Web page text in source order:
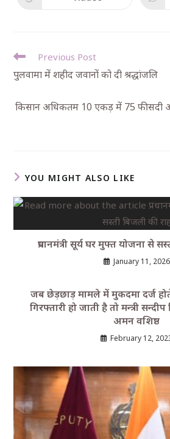
Previous Post
पुलवामा में शहीद जवानों को दी श्रद्धांजलि
किसान अधिकतम 10 एकड़ में 75 फीसदी
YOU MIGHT ALSO LIKE
प्रधानमंत्री सूर्य घर मुफ्त योजना से
January 11, 2026
जब छेड़छाड़ मामले में मुकदमा दर्ज
गिरफ्तारी हो जाती है तो मन्त्री
अमन वशिष्ठ
February 12,